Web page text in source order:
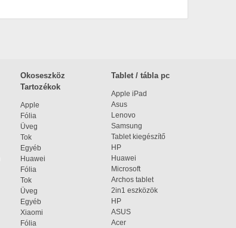
Okoseszköz
Tartozékok
Apple
Fólia
Üveg
Tok
Egyéb
Huawei
Fólia
Tok
Üveg
Egyéb
Xiaomi
Fólia
Tablet / tábla pc
Apple iPad
Asus
Lenovo
Samsung
Tablet kiegészítő
HP
Huawei
Microsoft
Archos tablet
2in1 eszközök
HP
ASUS
Acer